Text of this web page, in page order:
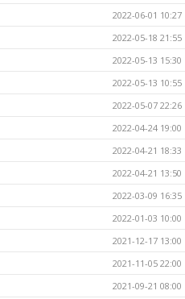
2022-06-01 10:27
2022-05-18 21:55
2022-05-13 15:30
2022-05-13 10:55
2022-05-07 22:26
2022-04-24 19:00
2022-04-21 18:33
2022-04-21 13:50
2022-03-09 16:35
2022-01-03 10:00
2021-12-17 13:00
2021-11-05 22:00
2021-09-21 08:00